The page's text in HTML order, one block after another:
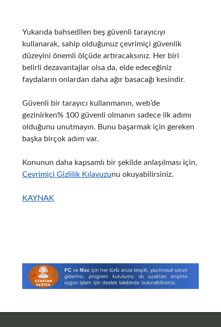
Yukarıda bahsedilen beş güvenli tarayıcıyı
kullanarak, sahip olduğunuz çevrimiçi güvenlik
düzeyini önemli ölçüde artıracaksınız. Her biri
belirli dezavantajlar olsa da, elde edeceğiniz
faydaların onlardan daha ağır basacağı kesindir.
Güvenli bir tarayıcı kullanmanın, web’de
gezinirken% 100 güvenli olmanın sadece ilk adımı
olduğunu unutmayın. Bunu başarmak için gereken
başka birçok adım var.
Konunun daha kapsamlı bir şekilde anlaşılması için,
Çevrimiçi Gizlilik Kılavuzunu okuyabilirsiniz.
KAYNAK